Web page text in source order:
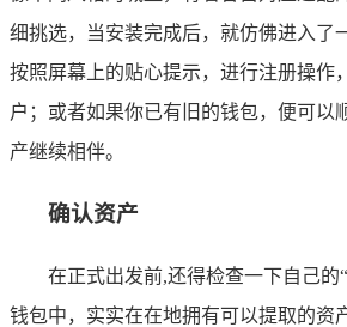
细挑选，当安装完成后，就仿佛进入了
按照屏幕上的贴心提示，进行注册操作
户；或者如果你已有旧的钱包，便可以
产继续相伴。
确认资产
在正式出发前,还得检查一下自己的
钱包中，实实在在地拥有可以提取的资